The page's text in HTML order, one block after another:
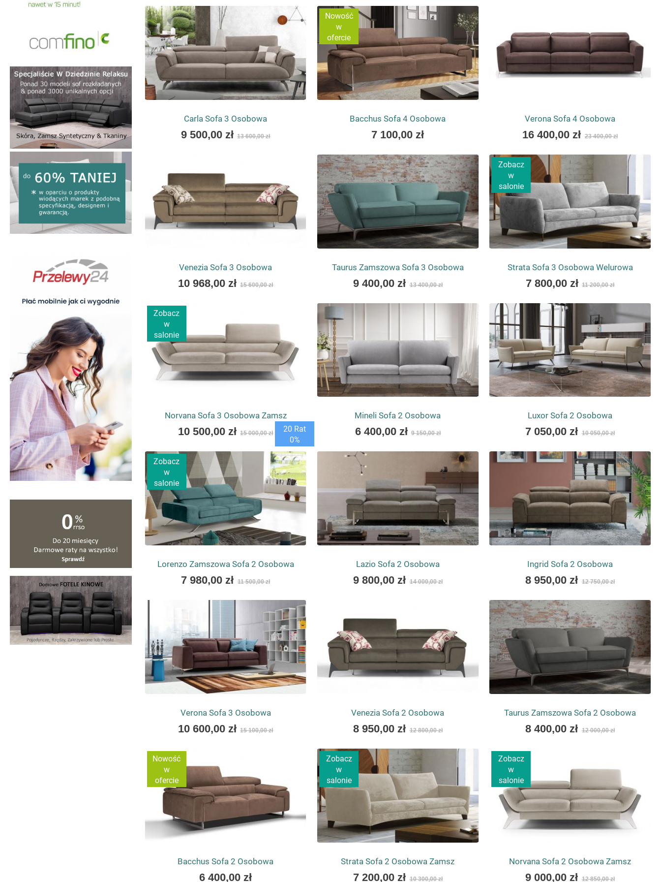
as
as
Carla Sofa 3 Osobowa
As
9 500,00 zł 13 600,00 zł
Nowość
w
ofercie
Bacchus Sofa 4 Osobowa
As
as
7 100,00 zł
Verona Sofa 4 Osobowa
As
as
16 400,00 zł 23 400,00 zł
Venezia Sofa 3 Osobowa
As
10 968,00 zł 15 600,00 zł
Taurus Zamszowa Sofa 3 Osobowa
As
as
9 400,00 zł 13 400,00 zł
Zobacz
w
salonie
Strata Sofa 3 Osobowa Welurowa
As
as
7 800,00 zł 11 200,00 zł
Zobacz
w
salonie
Norvana Sofa 3 Osobowa Zamsz
As
as
10 500,00 zł 15 000,00 zł
Mineli Sofa 2 Osobowa
As
as
6 400,00 zł 9 150,00 zł
Luxor Sofa 2 Osobowa
As
as
7 050,00 zł 10 050,00 zł
Zobacz
w
salonie
Lorenzo Zamszowa Sofa 2 Osobowa
As
7 980,00 zł 11 500,00 zł
20 Rat
0%
Lazio Sofa 2 Osobowa
As
9 800,00 zł 14 000,00 zł
Ingrid Sofa 2 Osobowa
As
as
8 950,00 zł 12 750,00 zł
Verona Sofa 3 Osobowa
As
10 600,00 zł 15 100,00 zł
Venezia Sofa 2 Osobowa
As
as
8 950,00 zł 12 800,00 zł
Taurus Zamszowa Sofa 2 Osobowa
As
8 400,00 zł 12 000,00 zł
Nowość
w
ofercie
Bacchus Sofa 2 Osobowa
As
6 400,00 zł
Zobacz
w
salonie
Strata Sofa 2 Osobowa Zamsz
As
7 200,00 zł 10 300,00 zł
Zobacz
w
salonie
Norvana Sofa 2 Osobowa Zamsz
As
9 000,00 zł 12 850,00 zł